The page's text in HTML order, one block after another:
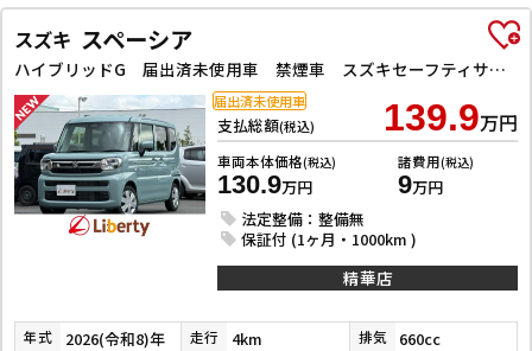
スズキ スペーシア
ハイブリッドG 届出済未使用車 禁煙車 スズキセーフティサポート LEDヘッドライト スマートキー プッシュスタート アイドリングストップ 両側スライドドア ステアリングスイッチ 電動格納ミラー オートエアコン
支払総額(税込) 139.9万円
車両本体価格(税込)
130.9万円
諸費用(税込)
9万円
法定整備：整備無
保証付 (1ヶ月・1000km )
届出済未使用車
精華店
年式 2026(令和8)年 走行 4km 排気 660cc